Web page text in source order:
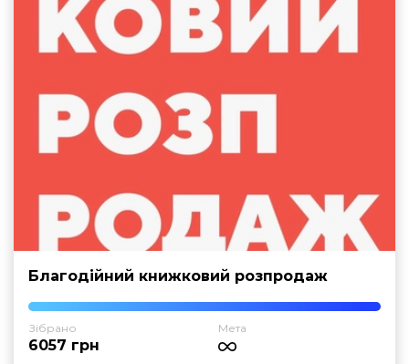
Благодійний книжковий розпродаж
Зібрано
6057 грн
Мета